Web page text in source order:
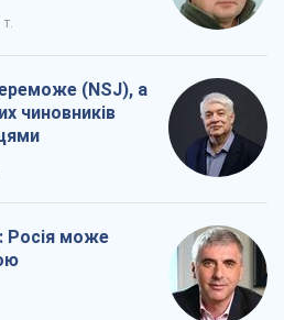
т.
(NSJ), а
чиновників
Росія може